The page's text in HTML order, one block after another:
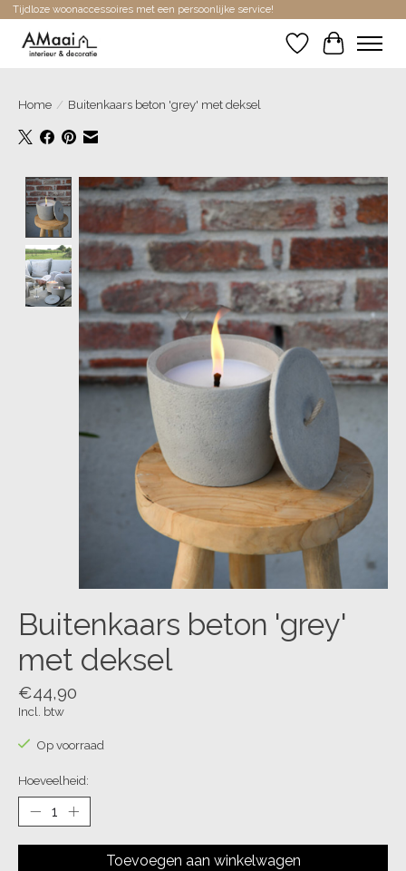
Tijdloze woonaccessoires met een persoonlijke service!
Verlanglijst
Home / Buitenkaars beton 'grey' met deksel
Product image slideshow Items
Buitenkaars beton 'grey'
met deksel
€44,90
Incl. btw
Op voorraad
Hoeveelheid:
Toevoegen aan winkelwagen